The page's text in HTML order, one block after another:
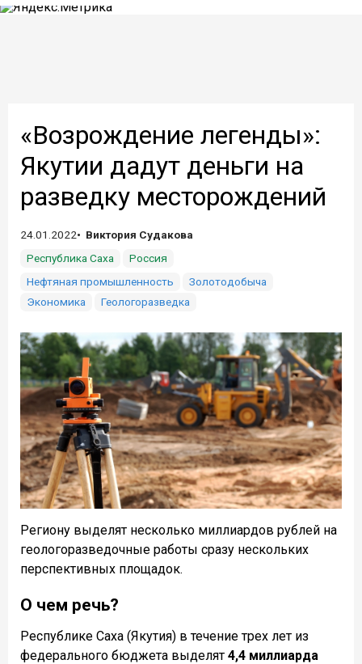
«Возрождение легенды»:
Якутии дадут деньги на
разведку месторождений
24.01.2022
Виктория Судакова
Республика Саха
Россия
Нефтяная промышленность
Золотодобыча
Экономика
Геологоразведка
Региону выделят несколько миллиардов рублей на
геологоразведочные работы сразу нескольких
перспективных площадок.
О чем речь?
Республике Саха (Якутия) в течение трех лет из
федерального бюджета выделят 4,4 миллиарда